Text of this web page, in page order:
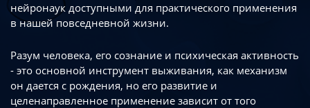
нейронаук доступными для практического применения
в нашей повседневной жизни.
Разум человека, его сознание и психическая активность
- это основной инструмент выживания, как механизм
он дается с рождения, но его развитие и
целенаправленное применение зависит от того